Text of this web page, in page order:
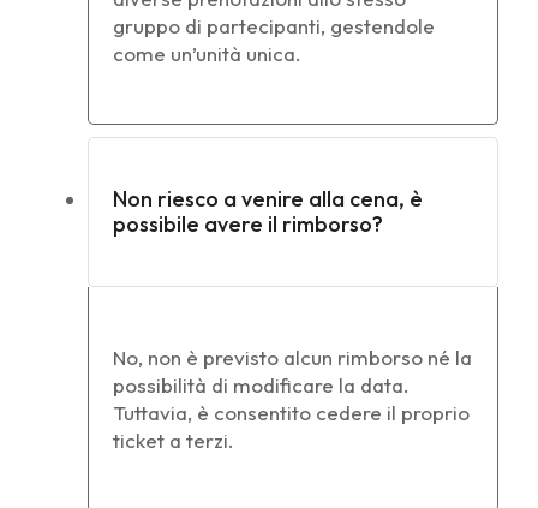
gruppo di partecipanti, gestendole
come un’unità unica.
Non riesco a venire alla cena, è
possibile avere il rimborso?
No, non è previsto alcun rimborso né la
possibilità di modificare la data.
Tuttavia, è consentito cedere il proprio
ticket a terzi.